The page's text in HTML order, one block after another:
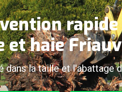
rapide
et haie
dans la taille et l'abattage